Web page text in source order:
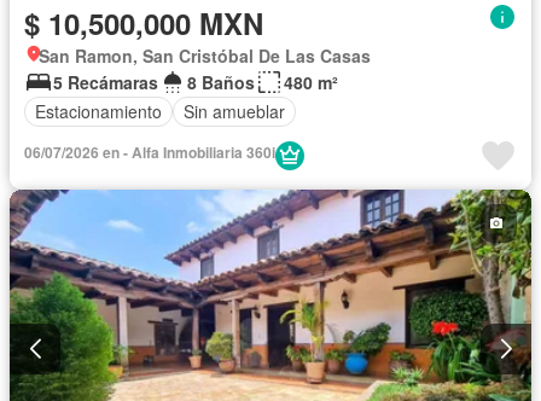
$ 10,500,000 MXN
San Ramon, San Cristóbal De Las Casas
5 Recámaras
8 Baños
480 m²
Estacionamiento
Sin amueblar
06/07/2026 en - Alfa Inmobiliaria 360i